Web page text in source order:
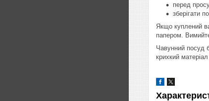
перед
зберігати
Якщо куплений
папером.
Чавунний посуд
крихкий